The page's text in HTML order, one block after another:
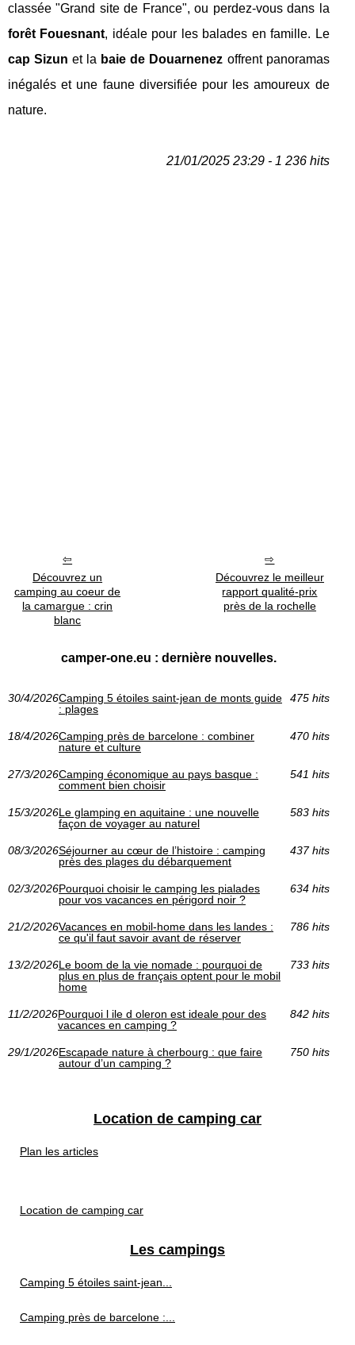
classée "Grand site de France", ou perdez-vous dans la
forêt Fouesnant, idéale pour les balades en famille. Le
cap Sizun et la baie de Douarnenez offrent panoramas
inégalés et une faune diversifiée pour les amoureux de
nature.
21/01/2025 23:29 - 1 236 hits
Découvrez un
camping au coeur de
la camargue : crin
blanc
Découvrez le meilleur
rapport qualité-prix
près de la rochelle
camper-one.eu : dernière nouvelles.
30/4/2026Camping 5 étoiles saint-jean de monts guide
: plages
475 hits
18/4/2026Camping près de barcelone : combiner
nature et culture
470 hits
27/3/2026Camping économique au pays basque :
comment bien choisir
541 hits
15/3/2026Le glamping en aquitaine : une nouvelle
façon de voyager au naturel
583 hits
08/3/2026Séjourner au cœur de l’histoire : camping
près des plages du débarquement
437 hits
02/3/2026Pourquoi choisir le camping les pialades
pour vos vacances en périgord noir ?
634 hits
21/2/2026Vacances en mobil-home dans les landes :
ce qu'il faut savoir avant de réserver
786 hits
13/2/2026Le boom de la vie nomade : pourquoi de
plus en plus de français optent pour le mobil
home
733 hits
11/2/2026Pourquoi l ile d oleron est ideale pour des
vacances en camping ?
842 hits
29/1/2026Escapade nature à cherbourg : que faire
autour d’un camping ?
750 hits
Location de camping car
Plan les articles
Location de camping car
Les campings
Camping 5 étoiles saint-jean...
Camping près de barcelone :...